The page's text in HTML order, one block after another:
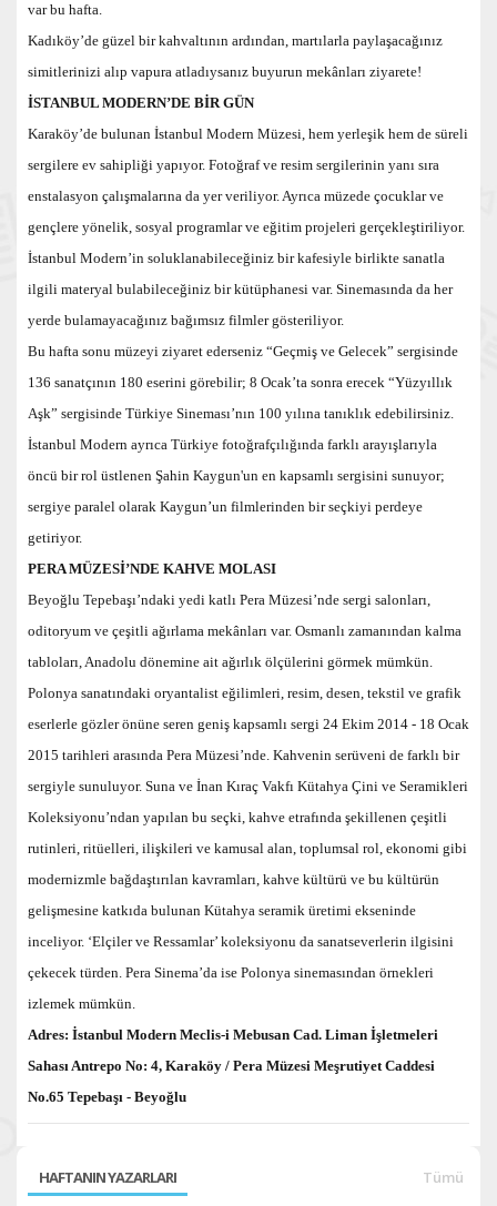
var bu hafta.
Kadıköy’de güzel bir kahvaltının ardından, martılarla paylaşacağınız
simitlerinizi alıp vapura atladıysanız buyurun mekânları ziyarete!
İSTANBUL MODERN’DE BİR GÜN
Karaköy’de bulunan İstanbul Modern Müzesi, hem yerleşik hem de süreli
sergilere ev sahipliği yapıyor. Fotoğraf ve resim sergilerinin yanı sıra
enstalasyon çalışmalarına da yer veriliyor.Ayrıca müzede çocuklar ve
gençlere yönelik, sosyal programlar ve eğitim projeleri gerçekleştiriliyor.
İstanbul Modern’in soluklanabileceğiniz bir kafesiyle birlikte sanatla
ilgili materyal bulabileceğiniz bir kütüphanesi var. Sinemasında da her
yerde bulamayacağınız bağımsız filmler gösteriliyor.
Bu hafta sonu müzeyi ziyaret ederseniz “Geçmiş ve Gelecek” sergisinde
136 sanatçının 180 eserini görebilir; 8 Ocak’ta sonra erecek “Yüzyıllık
Aşk” sergisinde Türkiye Sineması’nın 100 yılına tanıklık edebilirsiniz.
İstanbul Modern ayrıca Türkiye fotoğrafçılığında farklı arayışlarıyla
öncü bir rol üstlenen Şahin Kaygun'un en kapsamlı sergisini sunuyor;
sergiye paralel olarak Kaygun’un filmlerinden bir seçkiyi perdeye
getiriyor.
PERA MÜZESİ’NDE KAHVE MOLASI
Beyoğlu Tepebaşı’ndaki yedi katlı Pera Müzesi’nde sergi salonları,
oditoryum ve çeşitli ağırlama mekânları var. Osmanlı zamanından kalma
tabloları, Anadolu dönemine ait ağırlık ölçülerini görmek mümkün.
Polonya sanatındaki oryantalist eğilimleri, resim, desen, tekstil ve grafik
eserlerle gözler önüne seren geniş kapsamlı sergi 24 Ekim 2014 - 18 Ocak
2015 tarihleri arasında Pera Müzesi’nde. Kahvenin serüveni de farklı bir
sergiyle sunuluyor. Suna ve İnan Kıraç Vakfı Kütahya Çini ve Seramikleri
Koleksiyonu’ndan yapılan bu seçki, kahve etrafında şekillenen çeşitli
rutinleri, ritüelleri, ilişkileri ve kamusal alan, toplumsal rol, ekonomi gibi
modernizmle bağdaştırılan kavramları, kahve kültürü ve bu kültürün
gelişmesine katkıda bulunan Kütahya seramik üretimi ekseninde
inceliyor. ‘Elçiler ve Ressamlar’ koleksiyonu da sanatseverlerin ilgisini
çekecek türden. Pera Sinema’da ise Polonya sinemasından örnekleri
izlemek mümkün.
Adres: İstanbul Modern Meclis-i Mebusan Cad. Liman İşletmeleri
Sahası Antrepo No: 4, Karaköy / Pera Müzesi Meşrutiyet Caddesi
No.65 Tepebaşı - Beyoğlu
HAFTANIN YAZARLARI Tümü